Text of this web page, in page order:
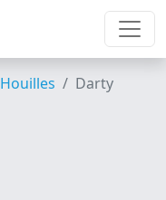
Houilles Darty